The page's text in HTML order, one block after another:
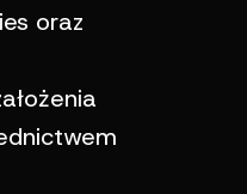
oraz